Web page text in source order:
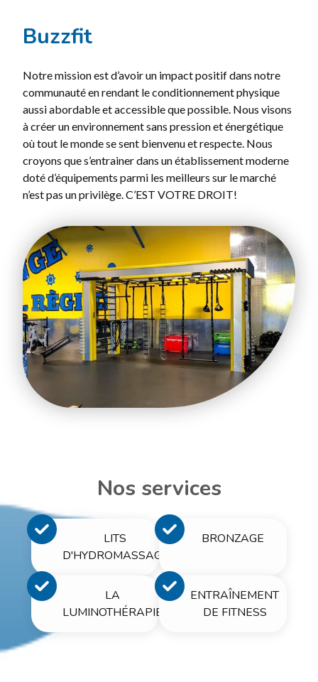
Buzzfit
Notre mission est d’avoir un impact positif dans notre
communauté en rendant le conditionnement physique
aussi abordable et accessible que possible. Nous visons
à créer un environnement sans pression et énergétique
où tout le monde se sent bienvenu et respecte. Nous
croyons que s’entrainer dans un établissement moderne
doté d’équipements parmi les meilleurs sur le marché
n’est pas un privilège. C’EST VOTRE DROIT!
Nos services
LITS
D'HYDROMASSAGE
BRONZAGE
LA
LUMINOTHÉRAPIE
ENTRAÎNEMENT
DE FITNESS